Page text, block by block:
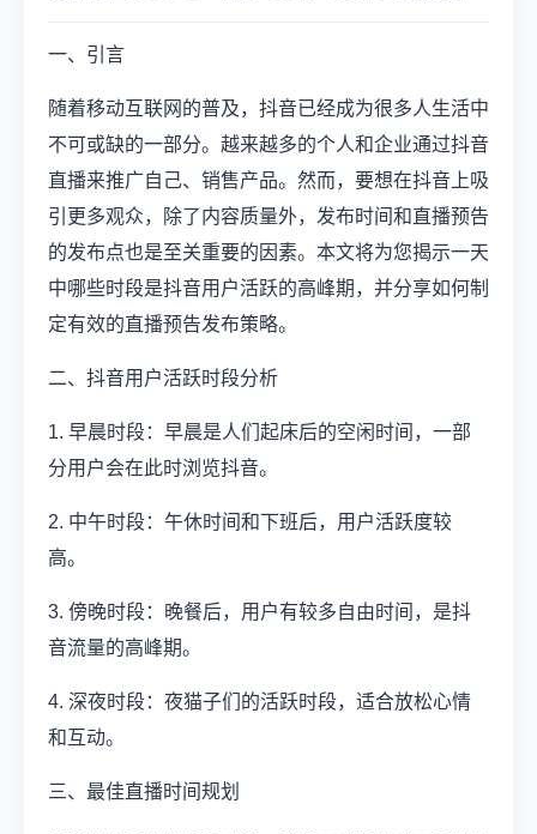
一、引言
随着移动互联网的普及，抖音已经成为很多人生活中
不可或缺的一部分。越来越多的个人和企业通过抖音
直播来推广自己、销售产品。然而，要想在抖音上吸
引更多观众，除了内容质量外，发布时间和直播预告
的发布点也是至关重要的因素。本文将为您揭示一天
中哪些时段是抖音用户活跃的高峰期，并分享如何制
定有效的直播预告发布策略。
二、抖音用户活跃时段分析
1. 早晨时段：早晨是人们起床后的空闲时间，一部
分用户会在此时浏览抖音。
2. 中午时段：午休时间和下班后，用户活跃度较
高。
3. 傍晚时段：晚餐后，用户有较多自由时间，是抖
音流量的高峰期。
4. 深夜时段：夜猫子们的活跃时段，适合放松心情
和互动。
三、最佳直播时间规划